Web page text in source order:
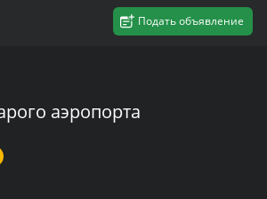
Подать объявление
аэропорта